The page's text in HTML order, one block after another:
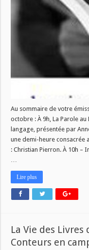
Au sommaire de votre
octobre : À 9h, La Parole
langage, présentée par
une demi-heure consacrée
: Christian Pierron. À 10h –
Lire plus
La Vie des
Conteurs en